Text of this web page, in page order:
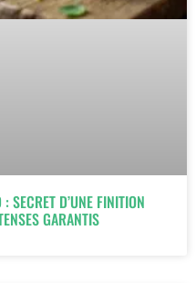
SECRET D’UNE FINITION
GARANTIS